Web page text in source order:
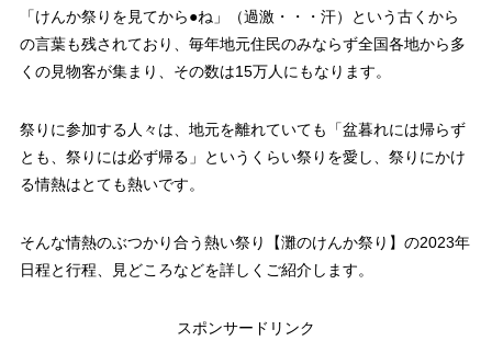
「けんか祭りを見てから●ね」
（過激・・・汗）という古くから
の言葉も残されており、毎年地元住民のみならず全国各地から多
くの見物客が集まり、その数は15万人にもなります。
祭りに参加する人々は、地元を離れていても
「盆暮れには帰らず
とも、祭りには必ず帰る」
というくらい祭りを愛し、祭りにかけ
る情熱はとても熱いです。
そんな情熱のぶつかり合う熱い祭り【灘のけんか祭り】の2023年
日程と行程、見どころなどを詳しくご紹介します。
スポンサードリンク